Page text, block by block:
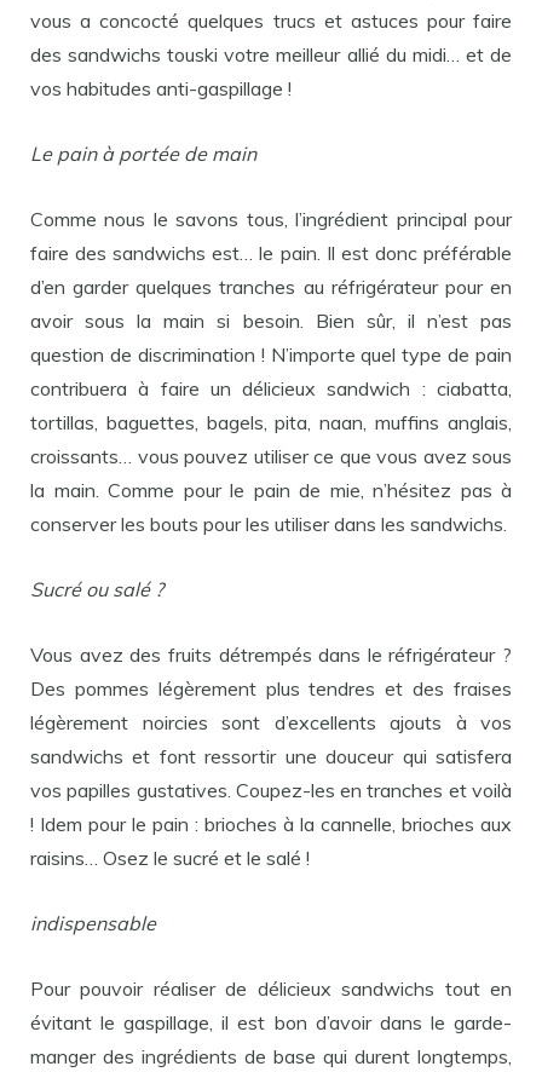
vous a concocté quelques trucs et astuces pour faire
des sandwichs touski votre meilleur allié du midi… et de
vos habitudes anti-gaspillage !
Le pain à portée de main
Comme nous le savons tous, l’ingrédient principal pour
faire des sandwichs est… le pain. Il est donc préférable
d’en garder quelques tranches au réfrigérateur pour en
avoir sous la main si besoin. Bien sûr, il n’est pas
question de discrimination ! N’importe quel type de pain
contribuera à faire un délicieux sandwich : ciabatta,
tortillas, baguettes, bagels, pita, naan, muffins anglais,
croissants… vous pouvez utiliser ce que vous avez sous
la main. Comme pour le pain de mie, n’hésitez pas à
conserver les bouts pour les utiliser dans les sandwichs.
Sucré ou salé ?
Vous avez des fruits détrempés dans le réfrigérateur ?
Des pommes légèrement plus tendres et des fraises
légèrement noircies sont d’excellents ajouts à vos
sandwichs et font ressortir une douceur qui satisfera
vos papilles gustatives. Coupez-les en tranches et voilà
! Idem pour le pain : brioches à la cannelle, brioches aux
raisins… Osez le sucré et le salé !
indispensable
Pour pouvoir réaliser de délicieux sandwichs tout en
évitant le gaspillage, il est bon d’avoir dans le garde-
manger des ingrédients de base qui durent longtemps,